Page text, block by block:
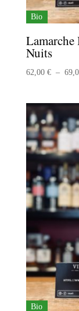
Bio
Lamarche
Nuits
62,00 € –
Bio